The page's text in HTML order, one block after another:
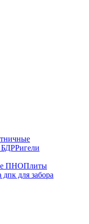
БДРРигели
ПНОПлиты
дпк для забора